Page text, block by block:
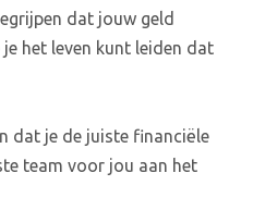
dat jouw geld
het leven kunt leiden dat
dat je de juiste financiële
team voor jou aan het